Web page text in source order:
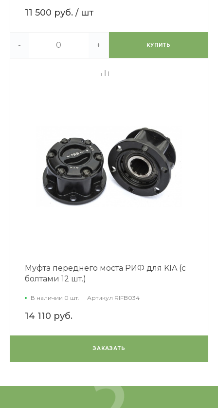
11 500 руб. / шт
- + КУПИТЬ
Муфта переднего моста РИФ для KIA (с
болтами 12 шт.)
В наличии 0 шт. Артикул RIFB034
14 110 руб.
ЗАКАЗАТЬ